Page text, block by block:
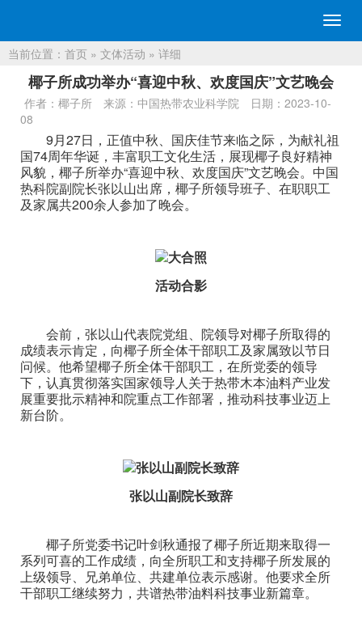
切
换
当前位置： 首页 » 文体活动 » 详细
椰子所成功举办“喜迎中秋、欢度国庆”文艺晚会
作者：椰子所 来源：中国热带农业科学院
日期：2023-10-
08
9月27日，正值中秋、国庆佳节来临之际，为献礼祖
国74周年华诞，丰富职工文化生活，展现椰子良好精神
风貌，椰子所举办“喜迎中秋、欢度国庆”文艺晚会。中国
热科院副院长张以山出席，椰子所领导班子、在职职工
及家属共200余人参加了晚会。
活动合影
会前，张以山代表院党组、院领导对椰子所取得的
成绩表示肯定，向椰子所全体干部职工及家属致以节日
问候。他希望椰子所全体干部职工，在所党委的领导
下，认真贯彻落实国家领导人关于热带木本油料产业发
展重要批示精神和院重点工作部署，推动科技事业迈上
新台阶。
张以山副院长致辞
椰子所党委书记叶剑秋通报了椰子所近期来取得一
系列可喜的工作成绩，向全所职工和支持椰子所发展的
上级领导、兄弟单位、共建单位表示感谢。他要求全所
干部职工继续努力，共谱热带油料科技事业新篇章。